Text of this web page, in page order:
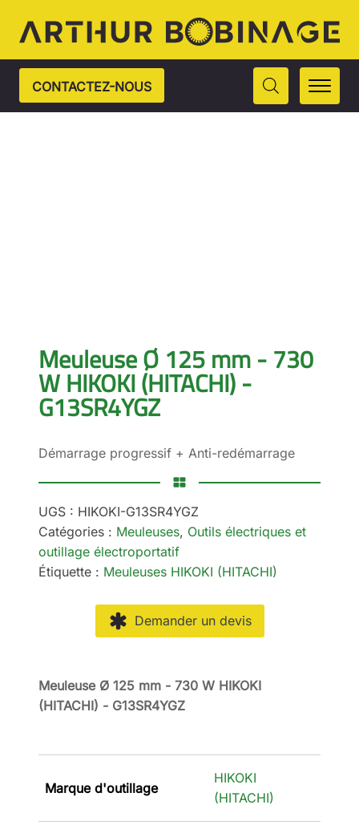
CONTACTEZ-NOUS
Meuleuse Ø 125 mm - 730
W HIKOKI (HITACHI) -
G13SR4YGZ
Démarrage progressif + Anti-redémarrage
UGS : HIKOKI-G13SR4YGZ
Catégories : Meuleuses, Outils électriques et
outillage électroportatif
Étiquette : Meuleuses HIKOKI (HITACHI)
Demander un devis
Meuleuse Ø 125 mm - 730 W HIKOKI
(HITACHI) - G13SR4YGZ
Marque d'outillage
HIKOKI
(HITACHI)